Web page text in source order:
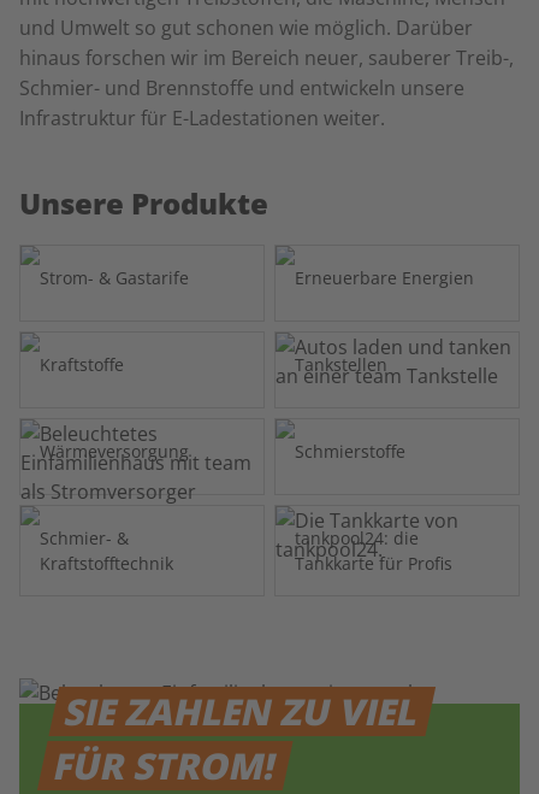
und Umwelt so gut schonen wie möglich. Darüber
hinaus forschen wir im Bereich neuer, sauberer Treib-,
Schmier- und Brennstoffe und entwickeln unsere
Infrastruktur für E-Ladestationen weiter.
Unsere Produkte
Strom- & Gastarife Erneuerbare Energien
Kraftstoffe Tankstellen
Wärmeversorgung Schmierstoffe
Schmier- &
Kraftstofftechnik
tankpool24: die
Tankkarte für Profis
SIE ZAHLEN ZU VIEL
FÜR STROM!